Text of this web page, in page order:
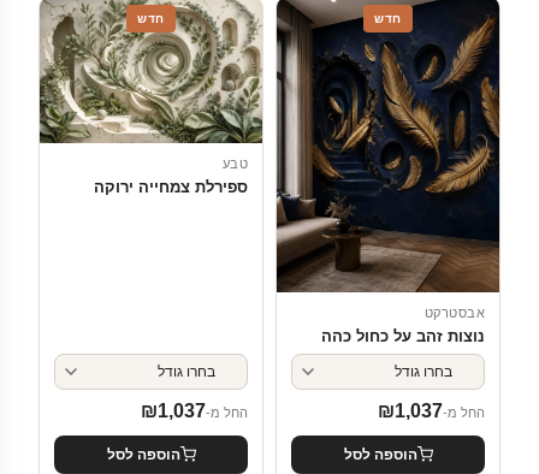
חדש
אבסטרקט
נוצות זהב על כחול כהה
החל מ- ₪1,037
הוספה לסל
חדש
טבע
ספירלת צמחייה ירוקה
החל מ- ₪1,037
הוספה לסל